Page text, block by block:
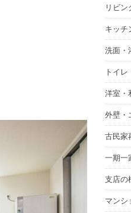
リビ
キッチ
洗面・
トイレ
洋室・
外壁・
古民家
一期一
支店の
マンシ